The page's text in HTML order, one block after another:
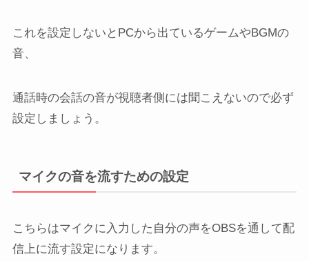
これを設定しないとPCから出ているゲームやBGMの
音、
通話時の会話の音が視聴者側には聞こえないので必ず
設定しましょう。
マイクの音を流すための設定
こちらはマイクに入力した自分の声をOBSを通して配
信上に流す設定になります。